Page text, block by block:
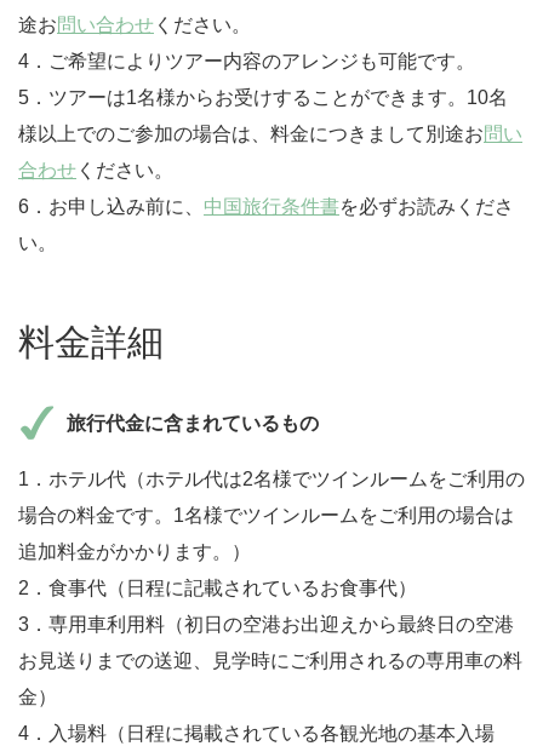
途お問い合わせ ください。
4．ご希望によりツアー内容のアレンジも可能です。
5．ツアーは1名様からお受けすることができます。10名
様以上でのご参加の場合は、料金につきまして別途お問い
合わせ ください。
6．お申し込み前に、 中国旅行条件書を必ずお読みくださ
い。
料金詳細
旅行代金に含まれているもの
1．ホテル代（ホテル代は2名様でツインルームをご利用の
場合の料金です。1名様でツインルームをご利用の場合は
追加料金がかかります。）
2．食事代（日程に記載されているお食事代）
3．専用車利用料（初日の空港お出迎えから最終日の空港
お見送りまでの送迎、見学時にご利用されるの専用車の料
金）
4．入場料（日程に掲載されている各観光地の基本入場